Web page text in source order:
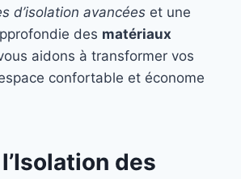
d’isolation avancées et une
des matériaux
aidons à transformer vos
confortable et économe
des